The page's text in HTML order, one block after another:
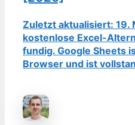
Zuletzt aktualisiert: 19.
kostenlose Excel-
fundig. Google Sheets
Browser und ist